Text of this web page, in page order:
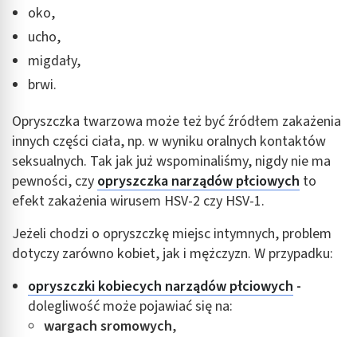
oko,
ucho,
migdały,
brwi.
Opryszczka twarzowa może też być źródłem zakażenia
innych części ciała, np. w wyniku oralnych kontaktów
seksualnych. Tak jak już wspominaliśmy, nigdy nie ma
pewności, czy opryszczka narządów płciowych to
efekt zakażenia wirusem HSV-2 czy HSV-1.
Jeżeli chodzi o opryszczkę miejsc intymnych, problem
dotyczy zarówno kobiet, jak i mężczyzn. W przypadku:
opryszczki kobiecych narządów płciowych -
dolegliwość może pojawiać się na:
wargach sromowych,